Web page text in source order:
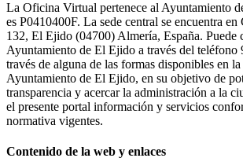
La Oficina Virtual pertenece al Ayuntamiento
es P0410400F. La sede central se encuentra en
132, El Ejido (04700) Almería, España. Puede
Ayuntamiento de El Ejido a través del teléfono
través de alguna de las formas disponibles en
Ayuntamiento de El Ejido, en su objetivo de
transparencia y acercar la administración a la
el presente portal información y servicios
normativa vigentes.
Contenido de la web y enlaces